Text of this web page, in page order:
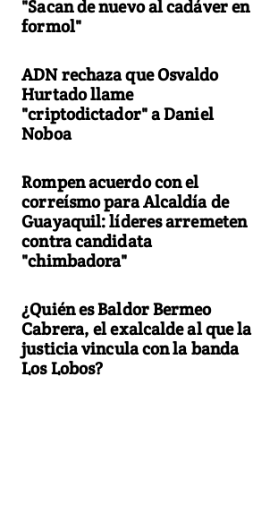
"Sacan de nuevo al cadáver en
formol"
ADN rechaza que Osvaldo
Hurtado llame
"criptodictador" a Daniel
Noboa
Rompen acuerdo con el
correísmo para Alcaldía de
Guayaquil: líderes arremeten
contra candidata
"chimbadora"
¿Quién es Baldor Bermeo
Cabrera, el exalcalde al que la
justicia vincula con la banda
Los Lobos?